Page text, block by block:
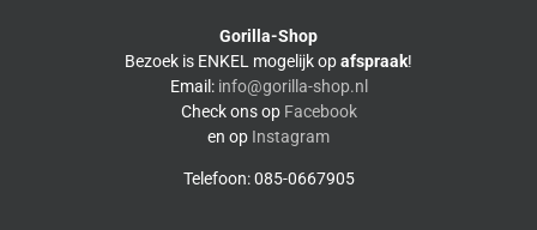
Gorilla-Shop
Bezoek is ENKEL mogelijk opafspraak!
Email: info@gorilla-shop.nl
Check ons op Facebook
en op Instagram
Telefoon: 085-0667905